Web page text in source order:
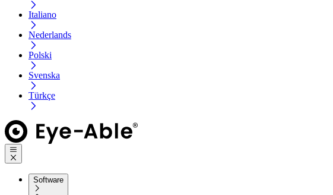
Italiano
Nederlands
Polski
Svenska
Türkçe
Software